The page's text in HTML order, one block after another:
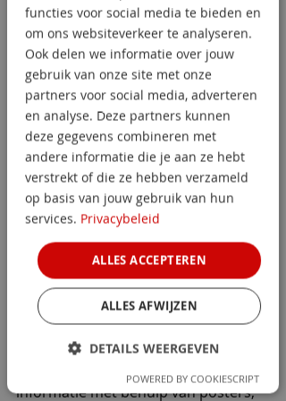
tegen drugscriminelen. Op basis van
deze doelen is een actieplan
opgesteld om stapsgewijs te werken
naar een weerbaardere organisatie.
Dit plan is gepresenteerd aan de
bovenste managementlaag van de
organisatie.
4. Local point of contacts: het
projectteam is daarna uitgebreid
met medewerkers die als lokaal
aanspreekpunt fungeren en de
verantwoordelijkheid hebben om het
project op elke Vollers locatie uit te
rollen.
5. Informatie verstrekken: de
eerste stap was het verstrekken van
informatie met behulp van posters,
functies voor social media te bieden en
om ons websiteverkeer te analyseren.
Ook delen we informatie over jouw
gebruik van onze site met onze
partners voor social media, adverteren
en analyse. Deze partners kunnen
deze gegevens combineren met
andere informatie die je aan ze hebt
verstrekt of die ze hebben verzameld
op basis van jouw gebruik van hun
services. Privacybeleid
ALLES ACCEPTEREN
ALLES AFWIJZEN
DETAILS WEERGEVEN
POWERED BY COOKIESCRIPT